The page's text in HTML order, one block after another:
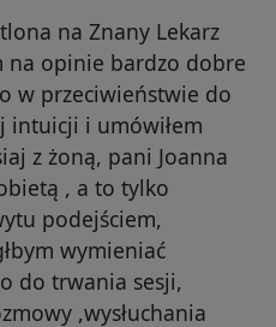
na Znany Lekarz
na opinie bardzo dobre
w przeciwieństwie do
intuicji i umówiłem
z żoną, pani Joanna
, a to tylko
podejściem,
wymieniać
do trwania sesji,
,wysłuchania